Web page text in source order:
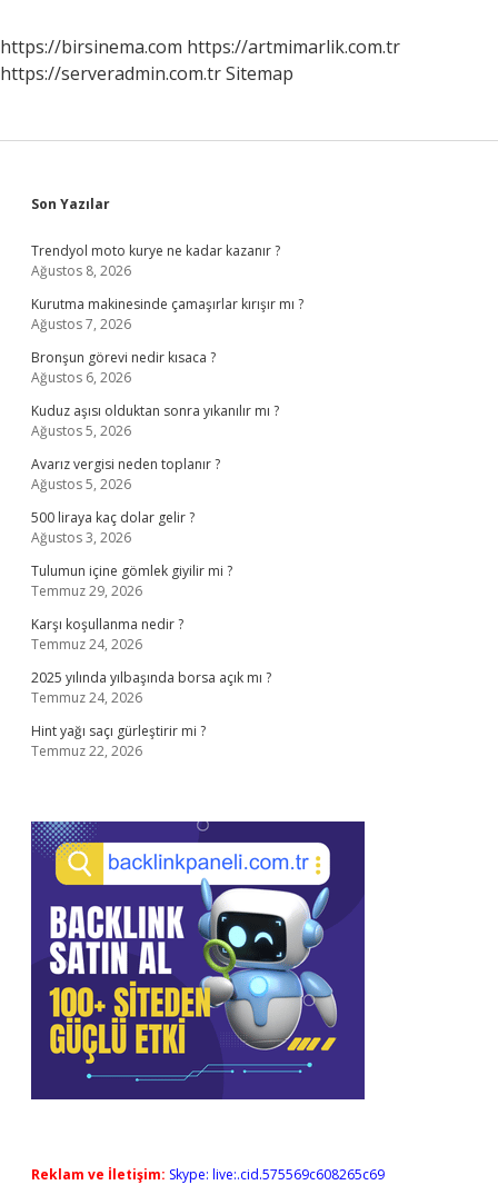
https://birsinema.com https://artmimarlik.com.tr
https://serveradmin.com.trSitemap
Sidebar
Son Yazılar
Trendyol moto kurye ne kadar kazanır ?
Ağustos 8, 2026
Kurutma makinesinde çamaşırlar kırışır mı ?
Ağustos 7, 2026
Bronşun görevi nedir kısaca ?
Ağustos 6, 2026
Kuduz aşısı olduktan sonra yıkanılır mı ?
Ağustos 5, 2026
Avarız vergisi neden toplanır ?
Ağustos 5, 2026
500 liraya kaç dolar gelir ?
Ağustos 3, 2026
Tulumun içine gömlek giyilir mi ?
Temmuz 29, 2026
Karşı koşullanma nedir ?
Temmuz 24, 2026
2025 yılında yılbaşında borsa açık mı ?
Temmuz 24, 2026
Hint yağı saçı gürleştirir mi ?
Temmuz 22, 2026
Reklam ve İletişim: Skype: live:.cid.575569c608265c69